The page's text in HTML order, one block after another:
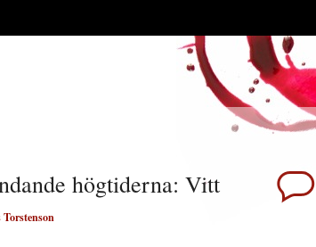
högtiderna: Vitt